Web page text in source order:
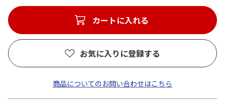
カートに入れる
お気に入りに登録する
商品についてのお問い合わせはこちら